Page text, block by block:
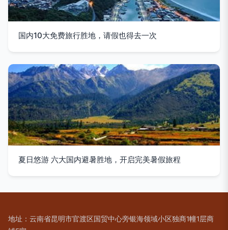
国内10大免费旅行胜地，请假也得去一次
夏日悠游 六大国内避暑胜地，开启完美暑假旅程
地址：云南省昆明市官渡区国贸中心旁银海领域小区独商1幢1层商